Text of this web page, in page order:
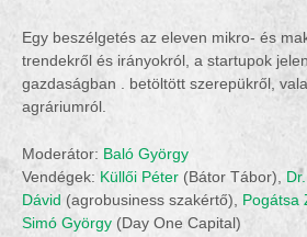
Egy beszélgetés az eleven mikro- és
trendekről és irányokról, a startupok
gazdaságban . betöltött szerepükről,
agráriumról.
Moderátor: Baló György
Vendégek: Küllői Péter (Bátor Tábor),
Dávid (agrobusiness szakértő), Pogátsa
Simó György (Day One Capital)